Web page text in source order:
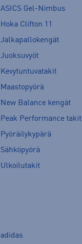
ASICS Gel-Nimbus
Hoka Clifton 11
Jalkapallokengät
Juoksuvyöt
Kevytuntuvatakit
Maastopyörä
New Balance kengät
Peak Performance takit
Pyöräilykypärä
Sähköpyörä
Ulkoilutakit
adidas